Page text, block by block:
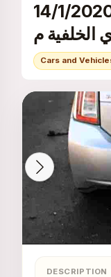
وفتحة طلعت من الحرة بشهر 1/2019 ترخيصها بنتهي 14/1/2020
Cars and
DESCRIPTION